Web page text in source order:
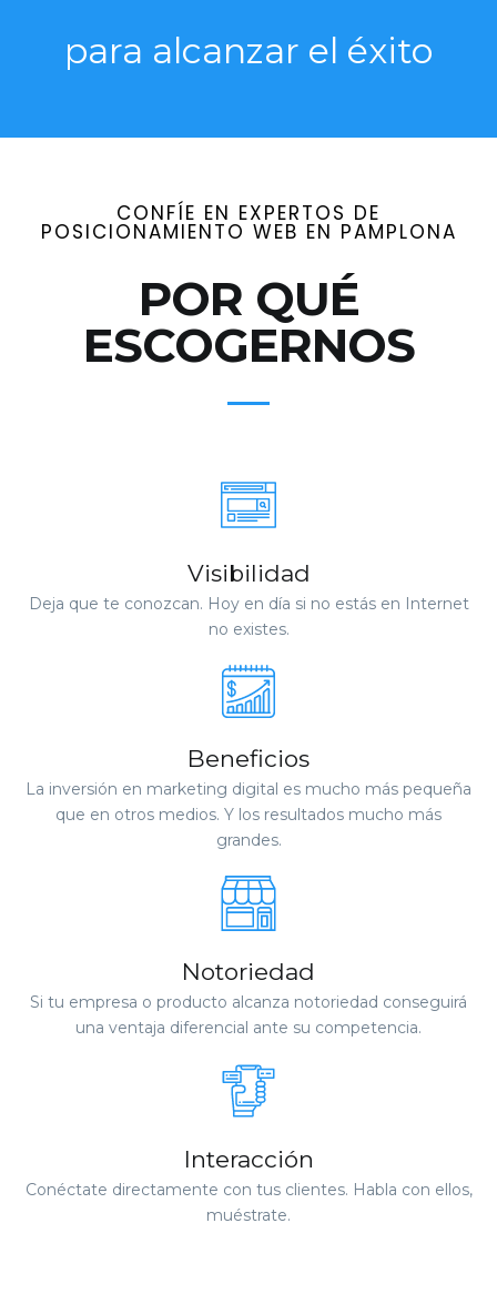
para alcanzar el éxito
CONFÍE EN EXPERTOS DE
POSICIONAMIENTO WEB EN PAMPLONA
POR QUÉ
ESCOGERNOS
Visibilidad
Deja que te conozcan. Hoy en día si no estás en Internet
no existes.
Beneficios
La inversión en marketing digital es mucho más pequeña
que en otros medios. Y los resultados mucho más
grandes.
Notoriedad
Si tu empresa o producto alcanza notoriedad conseguirá
una ventaja diferencial ante su competencia.
Interacción
Conéctate directamente con tus clientes. Habla con ellos,
muéstrate.